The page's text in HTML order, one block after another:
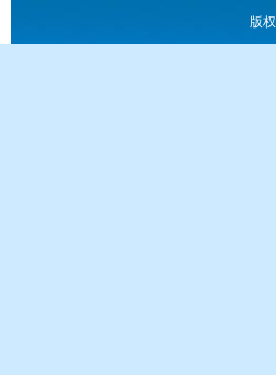
版